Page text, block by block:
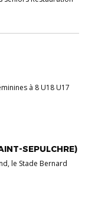
à 8 U18 U17
SEPULCHRE)
le Stade Bernard